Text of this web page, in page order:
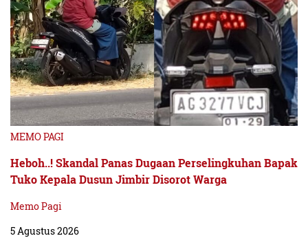
MEMO PAGI
Heboh..! Skandal Panas Dugaan Perselingkuhan Bapak
Tuko Kepala Dusun Jimbir Disorot Warga
Memo Pagi
5 Agustus 2026